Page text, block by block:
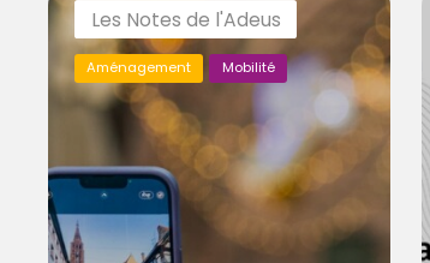
Les Notes de l'Adeus
Aménagement Mobilité